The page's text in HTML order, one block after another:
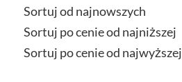
Sortuj od najnowszych
Sortuj po cenie od najniższej
Sortuj po cenie od najwyższej